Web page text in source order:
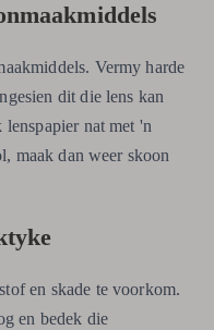
Vermy harde
dit die lens kan
nat met 'n
maak dan weer skoon
en skade te voorkom.
en bedek die